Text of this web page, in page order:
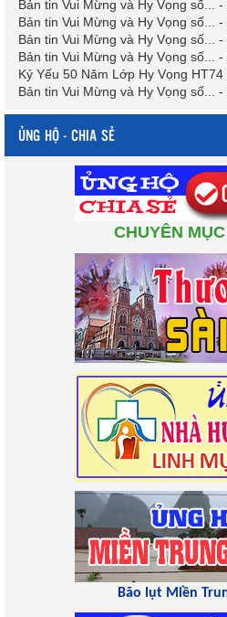
Bản tin Vui Mừng và Hy Vọng số... -
Bản tin Vui Mừng và Hy Vọng số... -
Bản tin Vui Mừng và Hy Vọng số... -
Bản tin Vui Mừng và Hy Vọng số... -
Kỷ Yếu 50 Năm Lớp Hy Vọng HT74
Bản tin Vui Mừng và Hy Vọng số... -
ỦNG HỘ - CHIA SẺ
CHUYÊN
Bão lụt Miền